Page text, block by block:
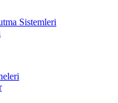
Sistemleri